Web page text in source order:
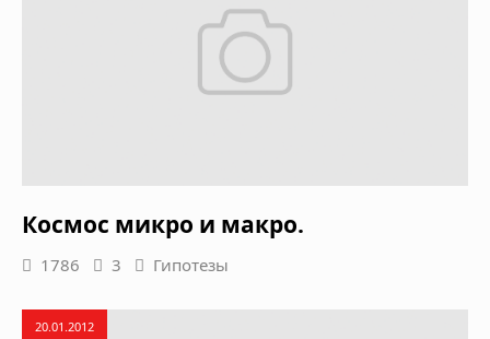
Космос микро и макро.
1786 3 Гипотезы
20.01.2012